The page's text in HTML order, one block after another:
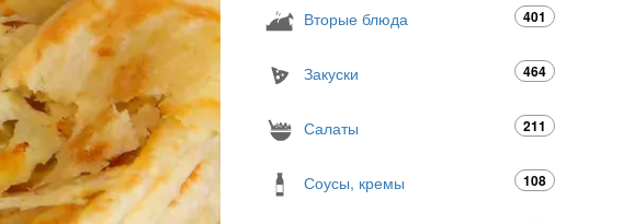
Вторые блюда 401
Закуски 464
Салаты 211
Соусы, кремы 108